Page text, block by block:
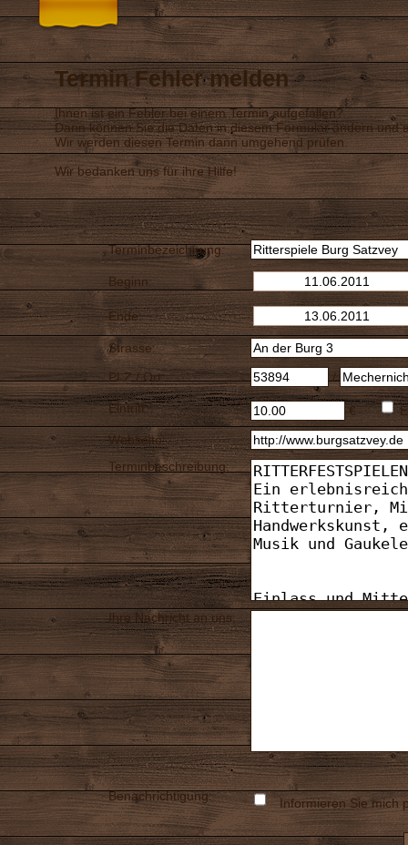
Termin Fehler melden
Ihnen ist ein Fehler bei einem Termin aufgefallen?
Dann können Sie die Daten in diesem Formular ändern und
Wir werden diesen Termin dann umgehend prüfen.
Wir bedanken uns für ihre Hilfe!
Terminbezeichnung:
Beginn:
Ende:
Strasse:
PLZ / Ort:
/
Eintritt: €
Webseite:
Terminbeschreibung:
Ihre Nachricht an uns:
Benachrichtigung: Informieren Sie mich